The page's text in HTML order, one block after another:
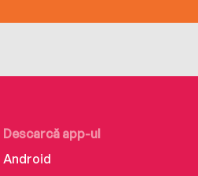
Descarcă app-ul
Android